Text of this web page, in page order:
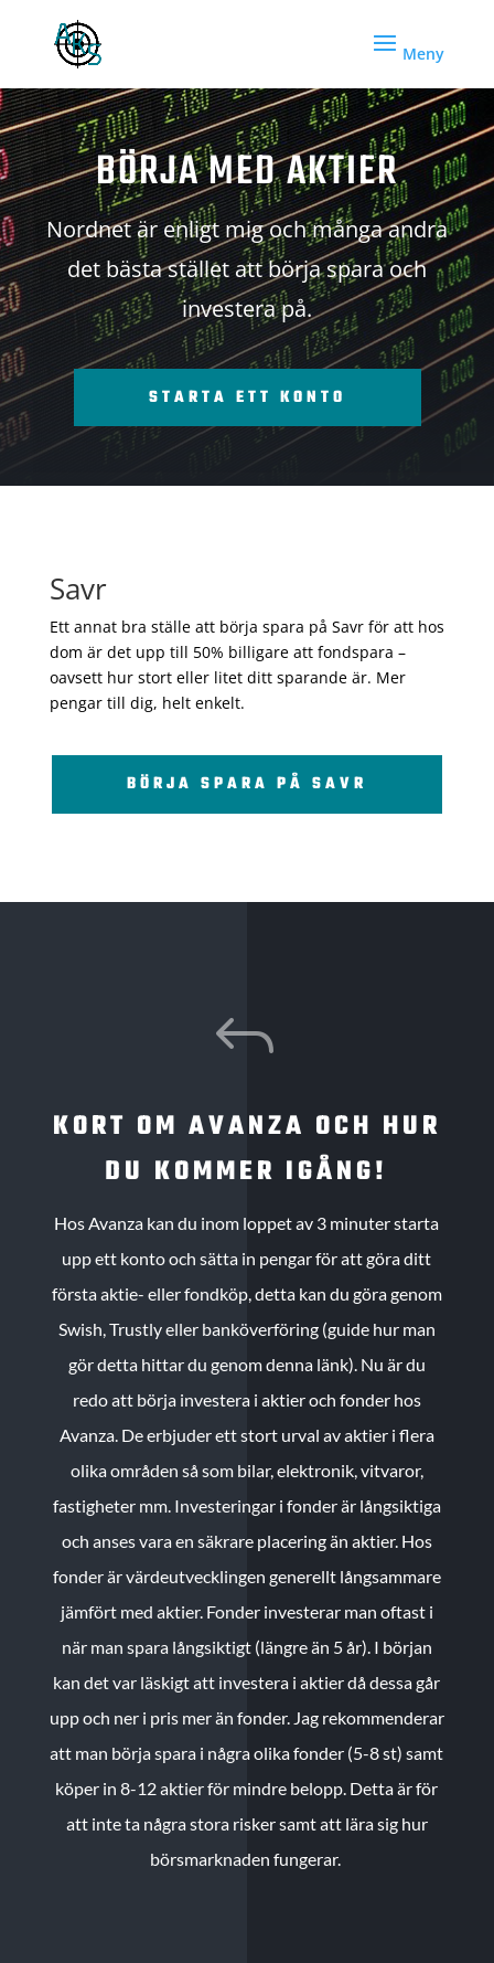
BÖRJA MED AKTIER
Nordnet är enligt mig och många andra
det bästa stället att börja spara och
investera på.
STARTA ETT KONTO
Savr
Ett annat bra ställe att börja spara på Savr för att hos
dom är det upp till 50% billigare att fondspara –
oavsett hur stort eller litet ditt sparande är. Mer
pengar till dig, helt enkelt.
BÖRJA SPARA PÅ SAVR
J
KORT OM AVANZA OCH HUR
DU KOMMER IGÅNG!
Hos Avanza kan du inom loppet av 3 minuter starta
upp ett konto och sätta in pengar för att göra ditt
första aktie- eller fondköp, detta kan du göra genom
Swish, Trustly eller banköverföring (guide hur man
gör detta hittar du genom denna länk). Nu är du
redo att börja investera i aktier och fonder hos
Avanza. De erbjuder ett stort urval av aktier i flera
olika områden så som bilar, elektronik, vitvaror,
fastigheter mm. Investeringar i fonder är långsiktiga
och anses vara en säkrare placering än aktier. Hos
fonder är värdeutvecklingen generellt långsammare
jämfört med aktier. Fonder investerar man oftast i
när man spara långsiktigt (längre än 5 år). I början
kan det var läskigt att investera i aktier då dessa går
upp och ner i pris mer än fonder. Jag rekommenderar
att man börja spara i några olika fonder (5-8 st) samt
köper in 8-12 aktier för mindre belopp. Detta är för
att inte ta några stora risker samt att lära sig hur
börsmarknaden fungerar.